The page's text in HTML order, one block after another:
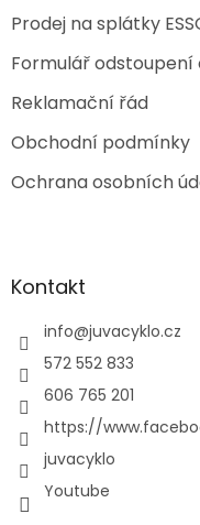
Prodej na splátky
Formulář odstoupení
Reklamační řád
Obchodní podmínky
Ochrana osobních
Kontakt
info@juvacyklo.cz
572 552 833
606 765 201
https://
juvacyklo
Youtube